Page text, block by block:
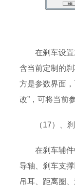
在刹车设
含当前定制的
方是参数界面
改”，可将当前
（17）、
在刹车辅
导轴、刹车支
吊耳、距离圈